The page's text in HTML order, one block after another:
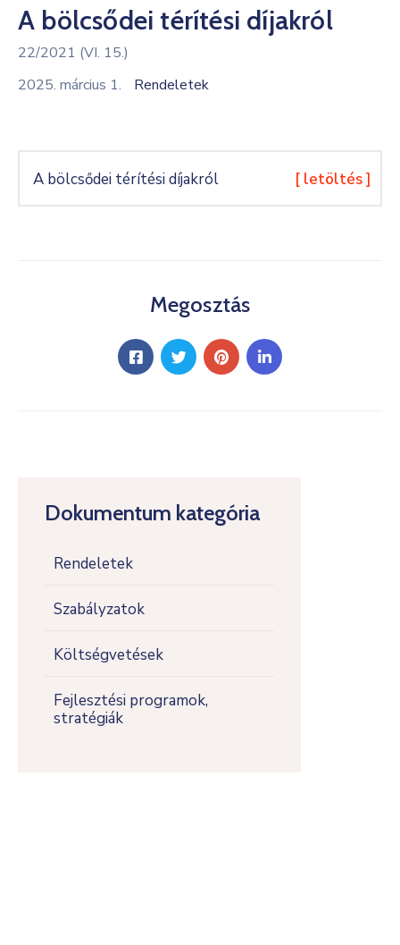
Kultúra
Keresés
Dokumentum kategória
Rendeletek
Szabályzatok
Költségvetések
Fejlesztési programok,
stratégiák
A bölcsődei térítési díjakról
22/2021 (VI. 15.)
2025. március 1.
Rendeletek
A bölcsődei térítési díjakról [ letöltés ]
Megosztás